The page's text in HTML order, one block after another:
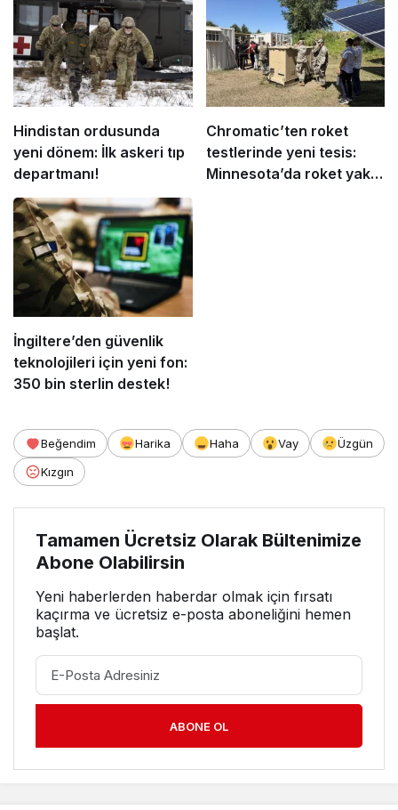
Hindistan ordusunda
yeni dönem: İlk askeri tıp
departmanı!
Chromatic’ten roket
testlerinde yeni tesis:
Minnesota’da roket yakıtı
İngiltere’den güvenlik
teknolojileri için yeni fon:
350 bin sterlin destek!
Beğendim Harika Haha Vay
Üzgün
Kızgın
Tamamen Ücretsiz Olarak Bültenimize
Abone Olabilirsin
Yeni haberlerden haberdar olmak için fırsatı
kaçırma ve ücretsiz e-posta aboneliğini hemen
başlat.
ABONE OL